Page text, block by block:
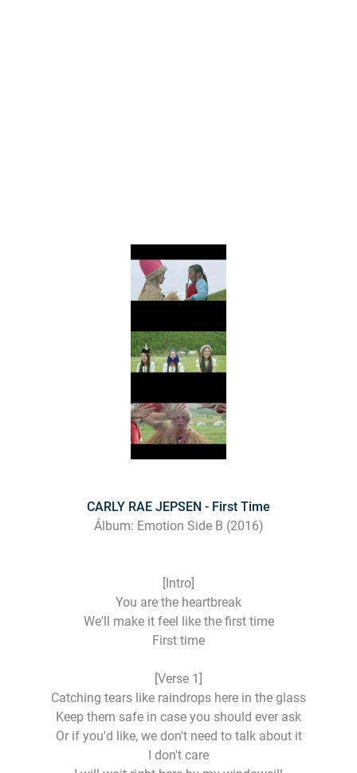
CARLY RAE JEPSEN - First Time
Álbum: Emotion Side B (2016)
[Intro]
You are the heartbreak
We'll make it feel like the first time
First time
[Verse 1]
Catching tears like raindrops here in the glass
Keep them safe in case you should ever ask
Or if you'd like, we don't need to talk about it
I don't care